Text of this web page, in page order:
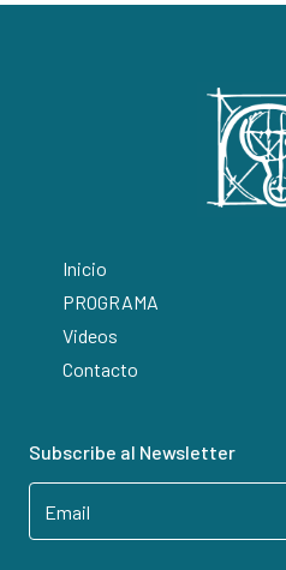
Inicio
PROGRAMA
Videos
Contacto
Subscribe al Newsletter